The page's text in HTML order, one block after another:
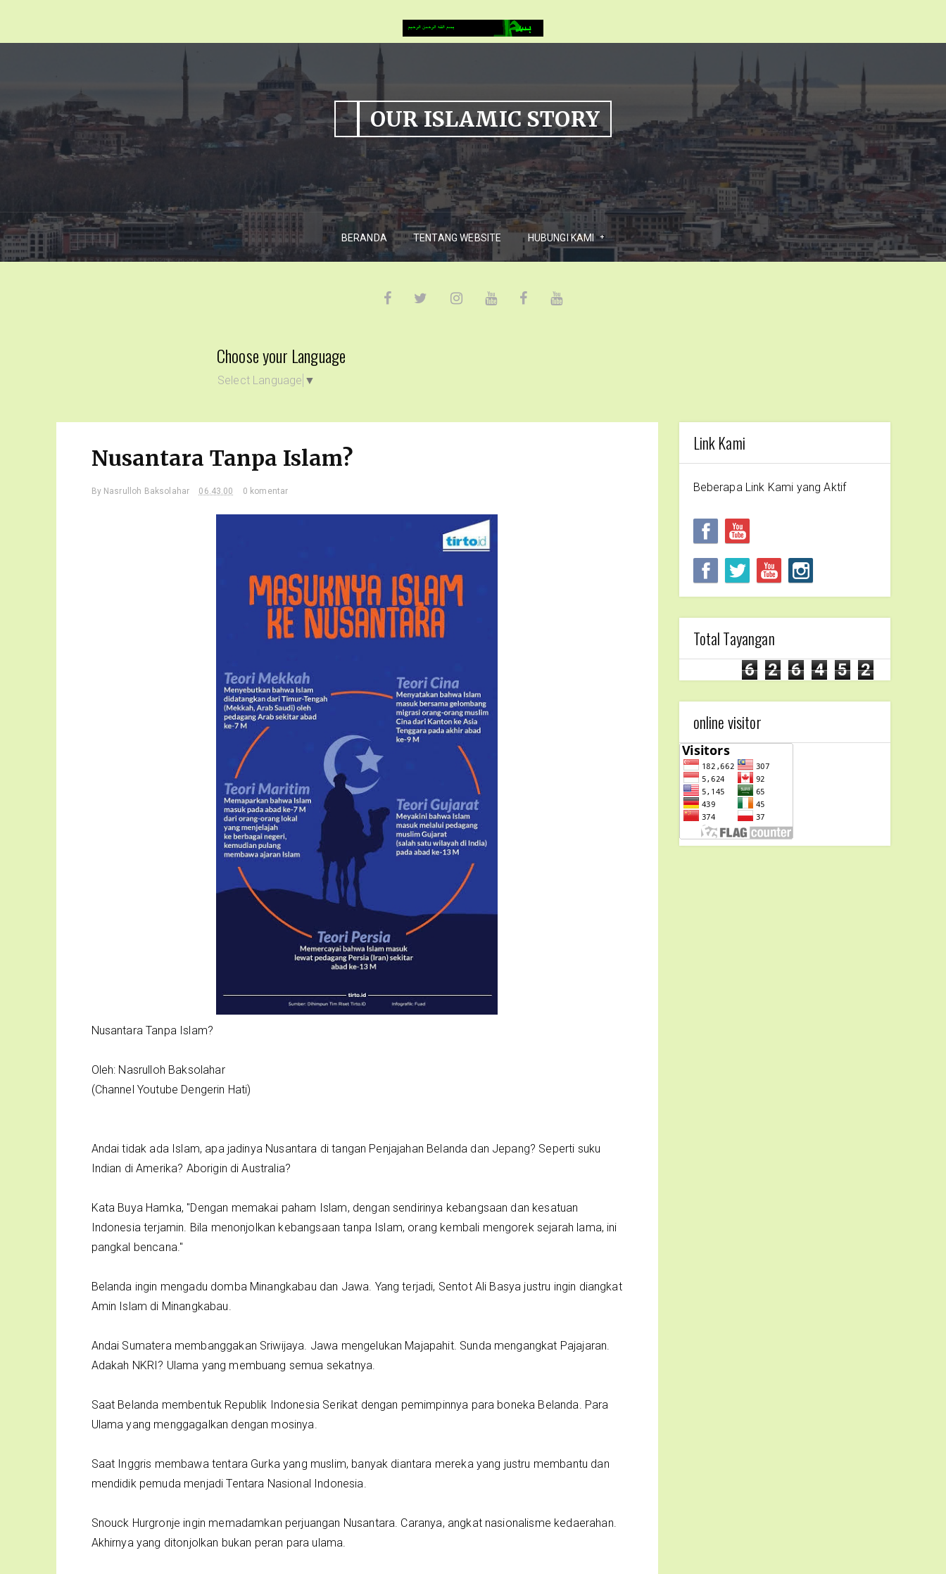
OUR ISLAMIC STORY
BERANDA TENTANG WEBSITE HUBUNGI KAMI
Choose your Language
Select Language ▼
Nusantara Tanpa Islam?
By Nasrulloh Baksolahar 06.43.00 0 komentar
Nusantara Tanpa Islam?
Oleh: Nasrulloh Baksolahar
(Channel Youtube Dengerin Hati)
Andai tidak ada Islam, apa jadinya Nusantara di tangan Penjajahan Belanda dan Jepang? Seperti suku
Indian di Amerika? Aborigin di Australia?
Kata Buya Hamka, "Dengan memakai paham Islam, dengan sendirinya kebangsaan dan kesatuan
Indonesia terjamin. Bila menonjolkan kebangsaan tanpa Islam, orang kembali mengorek sejarah lama, ini
pangkal bencana."
Belanda ingin mengadu domba Minangkabau dan Jawa. Yang terjadi, Sentot Ali Basya justru ingin diangkat
Amin Islam di Minangkabau.
Andai Sumatera membanggakan Sriwijaya. Jawa mengelukan Majapahit. Sunda mengangkat Pajajaran.
Adakah NKRI? Ulama yang membuang semua sekatnya.
Saat Belanda membentuk Republik Indonesia Serikat dengan pemimpinnya para boneka Belanda. Para
Ulama yang menggagalkan dengan mosinya.
Saat Inggris membawa tentara Gurka yang muslim, banyak diantara mereka yang justru membantu dan
mendidik pemuda menjadi Tentara Nasional Indonesia.
Snouck Hurgronje ingin memadamkan perjuangan Nusantara. Caranya, angkat nasionalisme kedaerahan.
Akhirnya yang ditonjolkan bukan peran para ulama.
Link Kami
Beberapa Link Kami yang Aktif
Total Tayangan
6 2 6 4 5 2
online visitor